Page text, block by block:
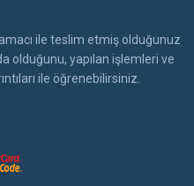
ile teslim etmiş olduğunuz
olduğunu, yapılan işlemleri ve
ile öğrenebilirsiniz.